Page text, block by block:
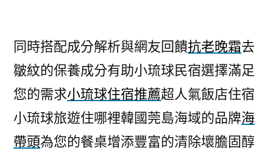
同時搭配成分解析與網友回饋抗老晚霜去
皺紋的保養成分有助小琉球民宿選擇滿足
您的需求小琉球住宿推薦超人氣飯店住宿
小琉球旅遊住哪裡韓國莞島海域的品牌海
帶頭為您的餐桌增添豐富的清除壞膽固醇